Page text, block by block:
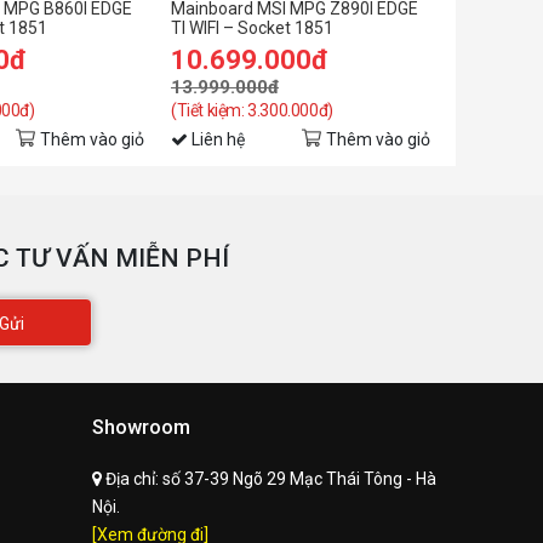
B860I EDGE
1851
Thêm vào giỏ
Mainboard MSI MPG Z890I EDGE
TI WIFI – Socket 1851
10.699.000đ
13.999.000đ
(Tiết kiệm: 3.300.000đ)
Liên hệ Thêm vào giỏ
TƯ VẤN MIỄN PHÍ
Gửi
Showroom
Địa chỉ: số 37-39 Ngõ 29 Mạc Thái Tông - Hà
Nội.
[Xem đường đi]